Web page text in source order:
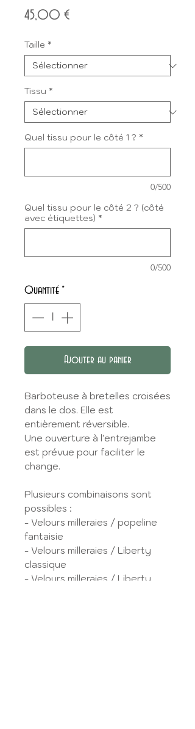
45,00 €Prix
Taille *
Tissu *
Quel tissu pour le côté 1 ? *
0/500
Quel tissu pour le côté 2 ? (côté
avec étiquettes) *
0/500
Quantité *
Ajouter au panier
Barboteuse à bretelles croisées
dans le dos. Elle est
entièrement réversible.
Une ouverture à l'entrejambe
est prévue pour faciliter le
change.
Plusieurs combinaisons sont
possibles :
- Velours milleraies / popeline
fantaisie
- Velours milleraies / Liberty
classique
- Velours milleraies / Liberty